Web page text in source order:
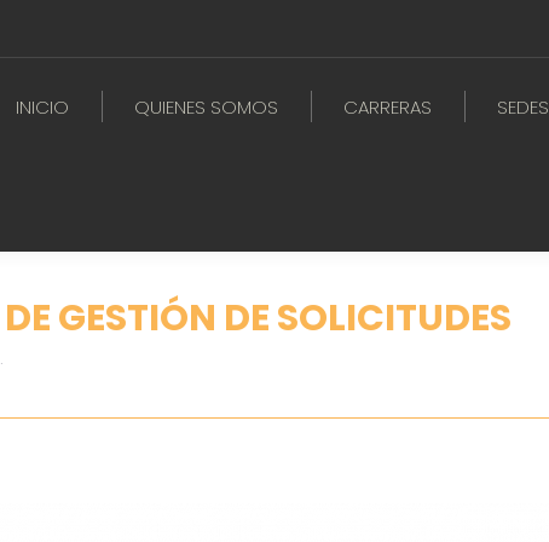
INICIO QUIENES SOMOS CARRERAS SEDES
GESTIÓN DE SOLICITUDES